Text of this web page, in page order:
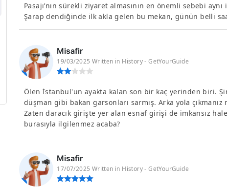
Pasajı’nın sürekli ziyaret almasının en önemli sebebi aynı
Şarap dendiğinde ilk akla gelen bu mekan, günün belli
Misafir
19/03/2025 Written in History - GetYourGuide
Ölen İstanbul'un ayakta kalan son bir kaç yerinden biri.
düşman gibi bakan garsonları sarmış. Arka yola
Zaten daracık girişte yer alan esnaf girişi de imkansız
burasıyla ilgilenmez acaba?
Misafir
17/07/2025 Written in History - GetYourGuide